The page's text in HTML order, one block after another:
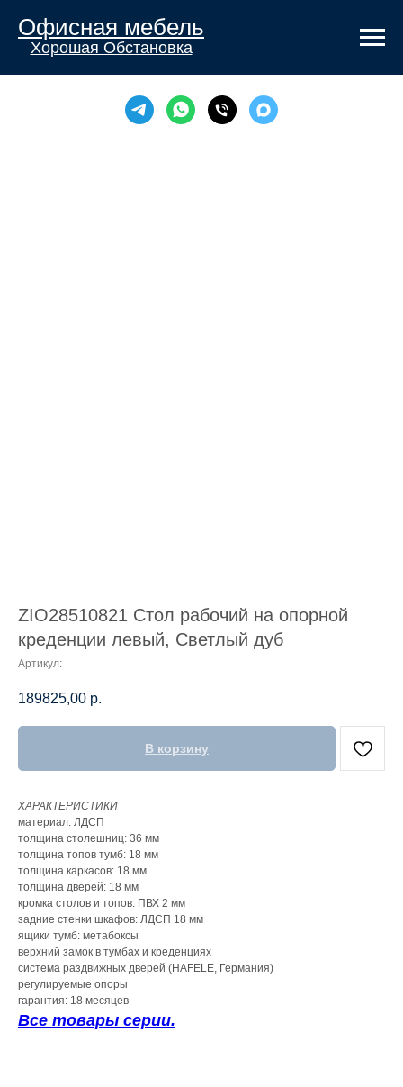
Офисная мебель
Хорошая Обстановка
ZIO28510821 Стол рабочий на опорной
креденции левый, Светлый дуб
Артикул:
189825,00 р.
В корзину
ХАРАКТЕРИСТИКИ
материал: ЛДСП
толщина столешниц: 36 мм
толщина топов тумб: 18 мм
толщина каркасов: 18 мм
толщина дверей: 18 мм
кромка столов и топов: ПВХ 2 мм
задние стенки шкафов: ЛДСП 18 мм
ящики тумб: метабоксы
верхний замок в тумбах и креденциях
система раздвижных дверей (HAFELE, Германия)
регулируемые опоры
гарантия: 18 месяцев
Все товары серии.